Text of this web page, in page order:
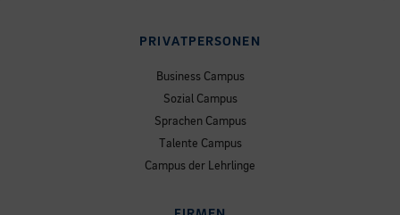
PRIVATPERSONEN
Business Campus
Sozial Campus
Sprachen Campus
Talente Campus
Campus der Lehrlinge